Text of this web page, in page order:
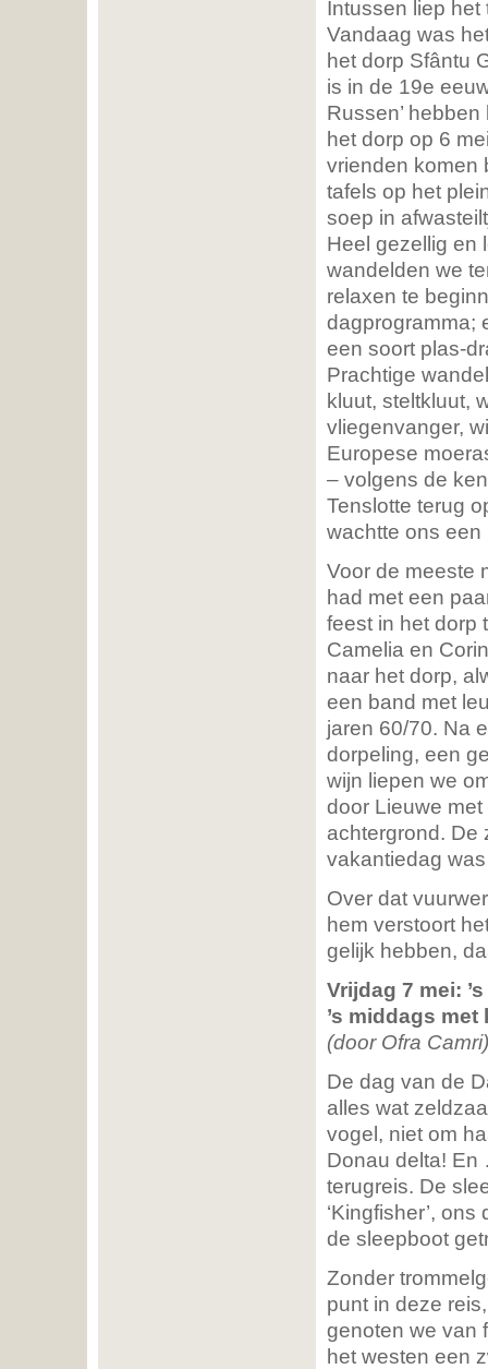
Intussen liep
Vandaag was
het dorp Sfântu
is in de 19e
Russen’
het dorp op 6
vrienden komen
tafels op het
soep in
Heel gezellig en
wandelden we
relaxen te
dagprogramma;
een soort plas-
Prachtige
kluut, steltkluut,
vliegenvanger,
Europese
– volgens de
Tenslotte terug
wachtte ons een
Voor de meeste
had met een
feest in het dorp
Camelia en
naar het dorp,
een band met
jaren 60/70. Na
dorpeling, een
wijn liepen we
door Lieuwe
achtergrond. De
vakantiedag
Over dat
hem verstoort
gelijk hebben,
Vrijdag 7 mei:
’s middags
(door Ofra Camri)
De dag van de
alles wat
vogel, niet om
Donau delta!
terugreis. De
‘Kingfisher’,
de sleepboot
Zonder
punt in deze
genoten we van
het westen een